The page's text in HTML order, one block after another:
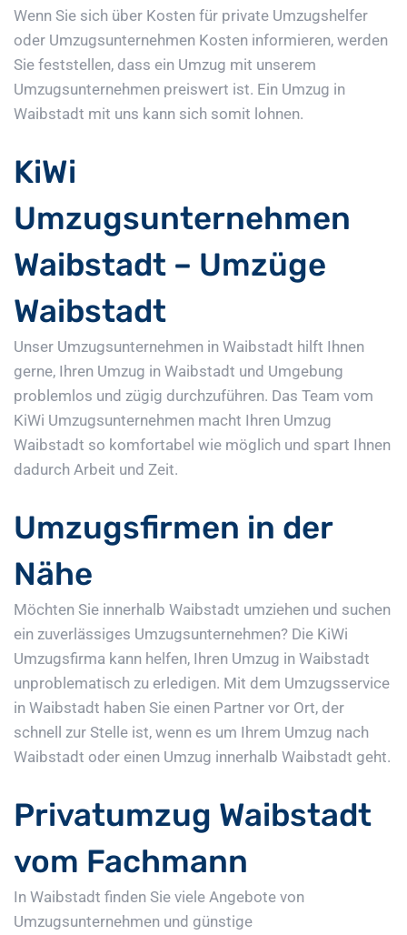
Wenn Sie sich über Kosten für private Umzugshelfer
oder Umzugsunternehmen Kosten informieren, werden
Sie feststellen, dass ein Umzug mit unserem
Umzugsunternehmen preiswert ist. Ein Umzug in
Waibstadt mit uns kann sich somit lohnen.
KiWi
Umzugsunternehmen
Waibstadt – Umzüge
Waibstadt
Unser Umzugsunternehmen in Waibstadt hilft Ihnen
gerne, Ihren Umzug in Waibstadt und Umgebung
problemlos und zügig durchzuführen. Das Team vom
KiWi Umzugsunternehmen macht Ihren Umzug
Waibstadt so komfortabel wie möglich und spart Ihnen
dadurch Arbeit und Zeit.
Umzugsfirmen in der
Nähe
Möchten Sie innerhalb Waibstadt umziehen und suchen
ein zuverlässiges Umzugsunternehmen? Die KiWi
Umzugsfirma kann helfen, Ihren Umzug in Waibstadt
unproblematisch zu erledigen. Mit dem Umzugsservice
in Waibstadt haben Sie einen Partner vor Ort, der
schnell zur Stelle ist, wenn es um Ihrem Umzug nach
Waibstadt oder einen Umzug innerhalb Waibstadt geht.
Privatumzug Waibstadt
vom Fachmann
In Waibstadt finden Sie viele Angebote von
Umzugsunternehmen und günstige